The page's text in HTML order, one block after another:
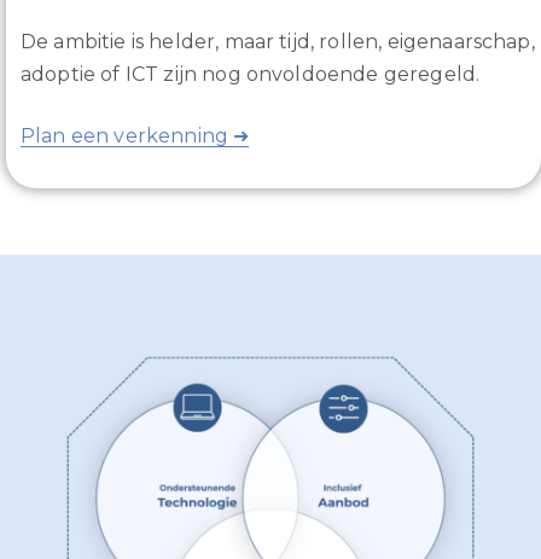
De ambitie is helder, maar tijd, rollen, eigenaarschap,
adoptie of ICT zijn nog onvoldoende geregeld.
Plan een verkenning ➜